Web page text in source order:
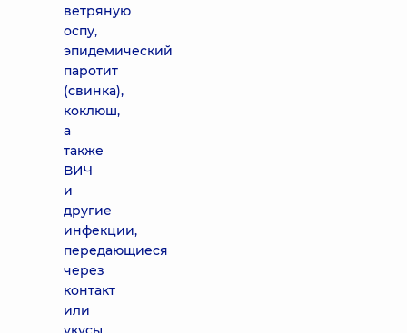
ветряную
оспу,
эпидемический
паротит
(свинка),
коклюш,
а
также
ВИЧ
и
другие
инфекции,
передающиеся
через
контакт
или